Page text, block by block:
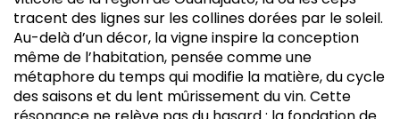
tracent des lignes sur les collines dorées par le soleil.
Au-delà d’un décor, la vigne inspire la conception
même de l’habitation, pensée comme une
métaphore du temps qui modifie la matière, du cycle
des saisons et du lent mûrissement du vin. Cette